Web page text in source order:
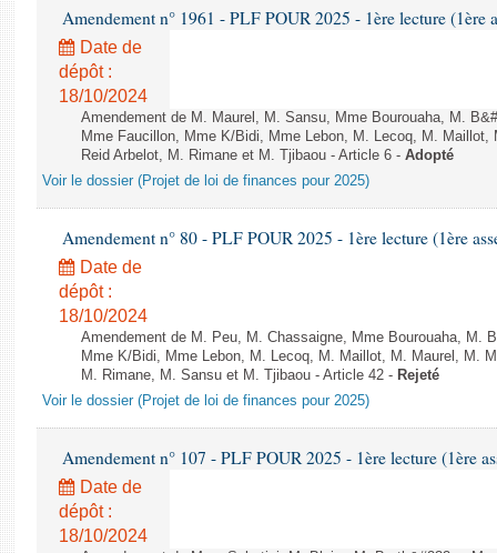
Amendement n° 1961 - PLF POUR 2025 - 1ère lecture (1ère
Date de
dépôt :
18/10/2024
Amendement de M. Maurel, M. Sansu, Mme Bourouaha, M.
Mme Faucillon, Mme K/Bidi, Mme Lebon, M. Lecoq, M.
Reid Arbelot, M. Rimane et M. Tjibaou - Article 6 - Adopté
Voir le dossier (Projet de loi de finances pour 2025)
Amendement n° 80 - PLF POUR 2025 - 1ère lecture (1ère
Date de
dépôt :
18/10/2024
Amendement de M. Peu, M. Chassaigne, Mme Bourouaha, M.
Mme K/Bidi, Mme Lebon, M. Lecoq, M. Maillot, M. Maurel, M.
M. Rimane, M. Sansu et M. Tjibaou - Article 42 - Rejeté
Voir le dossier (Projet de loi de finances pour 2025)
Amendement n° 107 - PLF POUR 2025 - 1ère lecture (1ère
Date de
dépôt :
18/10/2024